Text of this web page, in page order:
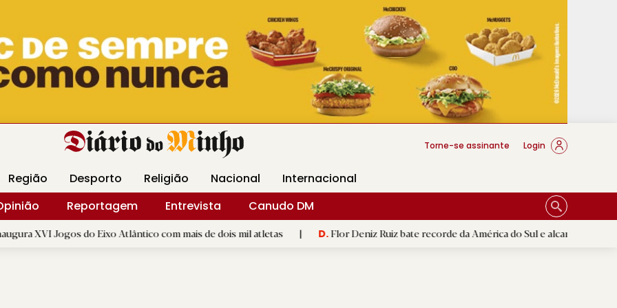
Revista Minha Gráfica DM Livraria DM Arquidiocese Braga
Torne-se assinante Login
Região Desporto Religião Nacional
Internacional
Reportagem Entrevista Canudo DM
do Eixo Atlântico com mais de dois mil atletas | D.Flor Deniz Ruiz bate recorde da América do Sul e alcança segunda melhor